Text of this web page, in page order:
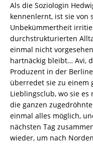
Als die Soziologin
kennenlernt, ist sie von
Unbekümmertheit
durchstrukturierten
einmal nicht
hartnäckig bleibt… Avi,
Produzent in der
überredet sie zu einem
Lieblingsclub, wo sie
die ganzen
einmal alles möglich,
nächsten Tag
wieder, um nach